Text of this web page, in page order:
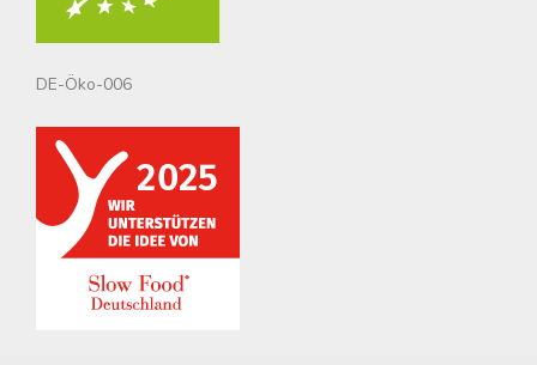
DE-Öko-006